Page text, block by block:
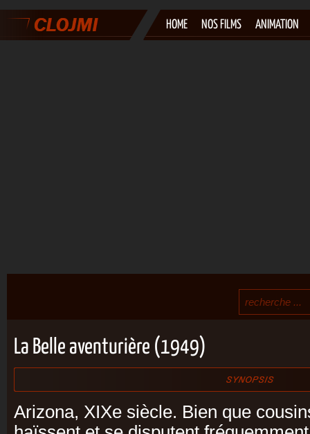
HOME NOS FILMS ANIMATION
La Belle aventurière (1949)
Arizona, XIXe siècle. Bien que